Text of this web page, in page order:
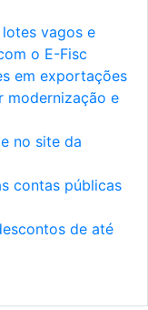
vagos e
o E-Fisc
em exportações
modernização e
no site da
contas públicas
de até